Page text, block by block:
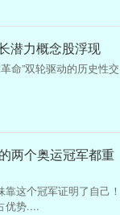
潜力概念股浮现
命”双轮驱动的历史性交
两个奥运冠军都重
这个冠军证明了自己！
优势....